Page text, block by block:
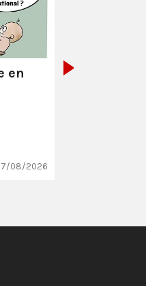
en
08/2026